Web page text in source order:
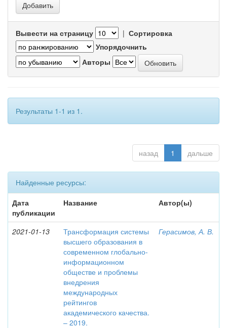
Вывести на страницу | Сортировка
Упорядочнить
Авторы
Результаты 1-1 из 1.
назад 1 дальше
Найденные ресурсы:
Дата
публикации
Название Автор(ы)
2021-01-13
Трансформация системы
высшего образования в
современном глобально-
информационном
обществе и проблемы
внедрения
международных
рейтингов
академического качества.
– 2019.
Герасимов, А. В.